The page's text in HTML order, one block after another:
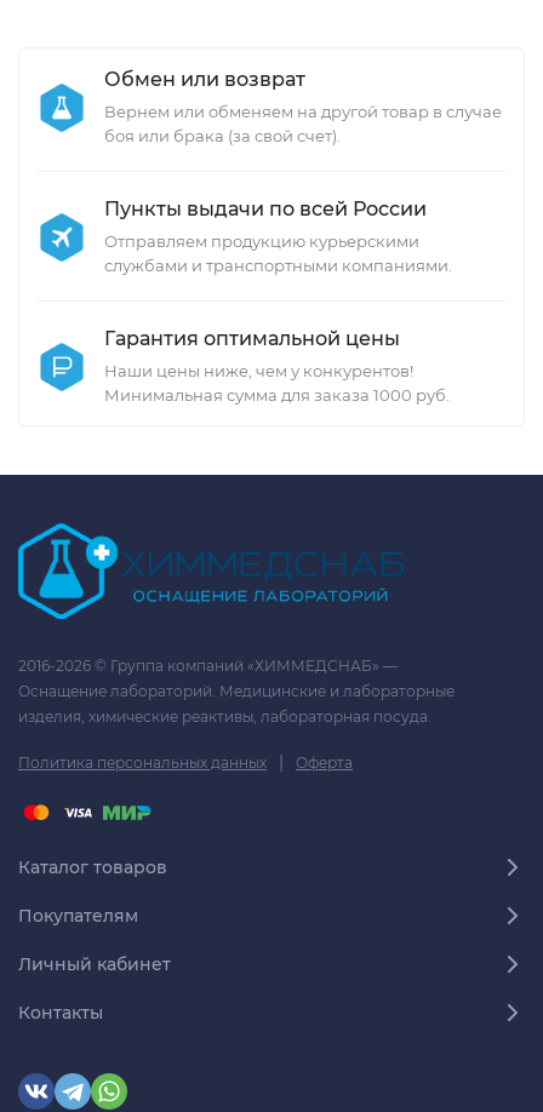
Обмен или возврат
Вернем или обменяем на другой товар в случае
боя или брака (за свой счет).
Пункты выдачи по всей России
Отправляем продукцию курьерскими
службами и транспортными компаниями.
Гарантия оптимальной цены
Наши цены ниже, чем у конкурентов!
Минимальная сумма для заказа 1000 руб.
2016-2026 © Группа компаний «ХИММЕДСНАБ» —
Оснащение лабораторий. Медицинские и лабораторные
изделия, химические реактивы, лабораторная посуда.
Политика персональных данных | Оферта
Каталог товаров
Покупателям
Личный кабинет
Контакты